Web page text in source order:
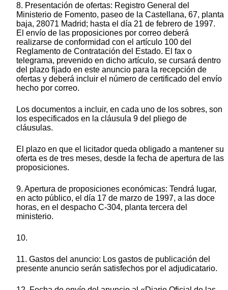
8. Presentación de ofertas: Registro General del
Ministerio de Fomento, paseo de la Castellana, 67, planta
baja, 28071 Madrid; hasta el día 21 de febrero de 1997.
El envío de las proposiciones por correo deberá
realizarse de conformidad con el artículo 100 del
Reglamento de Contratación del Estado. El fax o
telegrama, prevenido en dicho artículo, se cursará dentro
del plazo fijado en este anuncio para la recepción de
ofertas y deberá incluir el número de certificado del envío
hecho por correo.
Los documentos a incluir, en cada uno de los sobres, son
los especificados en la cláusula 9 del pliego de
cláusulas.
El plazo en que el licitador queda obligado a mantener su
oferta es de tres meses, desde la fecha de apertura de las
proposiciones.
9. Apertura de proposiciones económicas: Tendrá lugar,
en acto público, el día 17 de marzo de 1997, a las doce
horas, en el despacho C-304, planta tercera del
ministerio.
10.
11. Gastos del anuncio: Los gastos de publicación del
presente anuncio serán satisfechos por el adjudicatario.